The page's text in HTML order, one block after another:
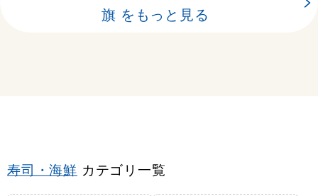
旗 をもっと見る
寿司・海鮮 カテゴリ一覧